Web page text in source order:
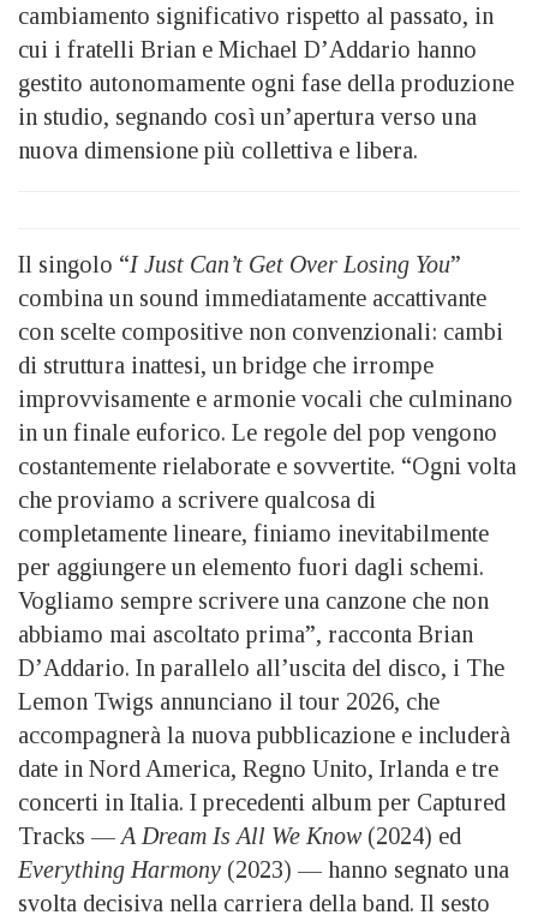
cambiamento significativo rispetto al passato, in
cui i fratelli Brian e Michael D’Addario hanno
gestito autonomamente ogni fase della produzione
in studio, segnando così un’apertura verso una
nuova dimensione più collettiva e libera.
Il singolo “I Just Can’t Get Over Losing You”
combina un sound immediatamente accattivante
con scelte compositive non convenzionali: cambi
di struttura inattesi, un bridge che irrompe
improvvisamente e armonie vocali che culminano
in un finale euforico. Le regole del pop vengono
costantemente rielaborate e sovvertite. “Ogni volta
che proviamo a scrivere qualcosa di
completamente lineare, finiamo inevitabilmente
per aggiungere un elemento fuori dagli schemi.
Vogliamo sempre scrivere una canzone che non
abbiamo mai ascoltato prima”, racconta Brian
D’Addario. In parallelo all’uscita del disco, i The
Lemon Twigs annunciano il tour 2026, che
accompagnerà la nuova pubblicazione e includerà
date in Nord America, Regno Unito, Irlanda e tre
concerti in Italia. I precedenti album per Captured
Tracks — A Dream Is All We Know (2024) ed
Everything Harmony (2023) — hanno segnato una
svolta decisiva nella carriera della band. Il sesto